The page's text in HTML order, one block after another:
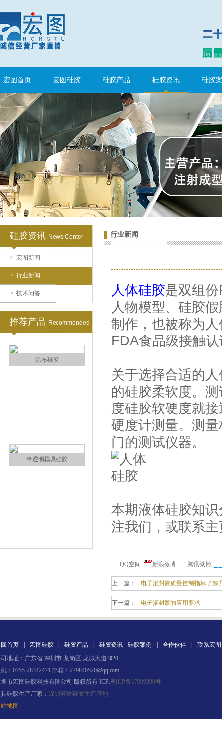
宏图首页 宏图硅胶 硅胶产品 硅胶资讯 硅胶
硅胶资讯 News Center
> 宏图新闻
> 行业新闻
> 技术问答
推荐产品 Recommended
水泥地暖模块模具硅胶
眼镜鼻托专用注射硅胶
涂布硅胶
注射硅胶
行业新闻
人体硅胶是双组
人物模型、硅胶
制作，也被称为
FDA食品级接触
关于选择合适的
的硅胶柔软度。
度硅胶软硬度就
硬度计测量。测
门的测试仪器。
本期液体硅胶知
注我们，或联系
QQ空间 新浪微博 腾讯微博
上一篇： 电子灌封胶质量控制指标了解
下一篇： 电子灌封胶的应用要求
首页 宏图硅胶 硅胶产品 硅胶资讯 硅胶案例 合作伙伴
联系宏图
地址：广东省 深圳市 龙岗区 龙城大道3020
：0755-28342471 邮箱：279840520@qq.com
市宏图硅胶科技有限公司 版权所有 ICP:粤ICP备17099390号
硅胶生产厂家： 深圳液体硅胶生产基地
地图